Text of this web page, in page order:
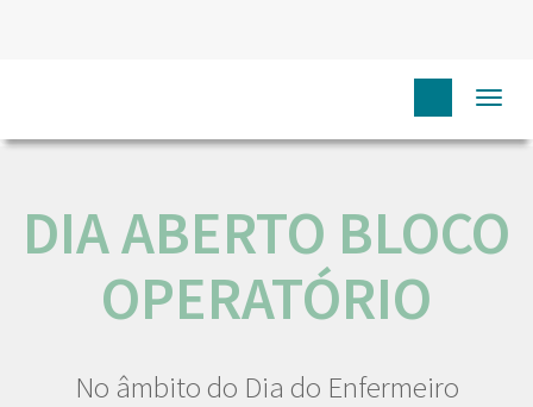
DIA
DIA ABERTO BLOCO
OPERATÓRIO
No âmbito do Dia do Enfermeiro